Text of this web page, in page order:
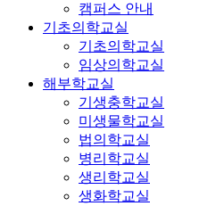
캠퍼스 안내
기초의학교실
기초의학교실
임상의학교실
해부학교실
기생충학교실
미생물학교실
법의학교실
병리학교실
생리학교실
생화학교실